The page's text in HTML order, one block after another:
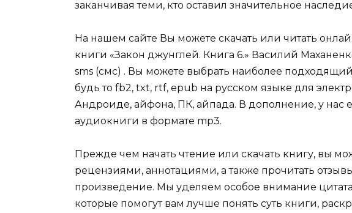
заканчивая теми, кто оставил значительное
На нашем сайте Вы можете скачать или читать
книги «Закон джунглей. Книга 6.» Василий
sms (смс) . Вы можете выбрать наиболее
будь то fb2, txt, rtf, epub на русском языке для
Андроиде, айфона, ПК, айпада. В дополнение, у нас
аудиокниги в формате mp3.
Прежде чем начать чтение или скачать книгу, вы
рецензиями, аннотациями, а также прочитать
произведение. Мы уделяем особое внимание
которые помогут вам лучше понять суть книги,